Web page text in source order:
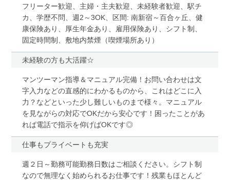
フリーター歓迎、主婦・主夫歓迎、未経験者歓迎、駅チ
カ、学歴不問、週2～3OK、区間: 南新宿～百合ヶ丘、健
康保険あり、厚生年金あり、雇用保険あり、シフト制、
固定時間制、敷地内禁煙（喫煙場所あり）
未経験の方も大活躍☆
マンツーマン指導＆マニュアル完備！お問い合わせは文
字入力などの直感的にわかるものから、これはどこに入
力？などといった少し難しいものまで様々。マニュアル
を見ながらの対応でOKだから安心です！困ったことがあ
れば電話で指示を仰げばOKです◎
仕事もプライベートも充実
週２日～勤務可能勤務日数はご相談ください。シフト制
なので無理なく始められるお仕事です！残業もほとんど